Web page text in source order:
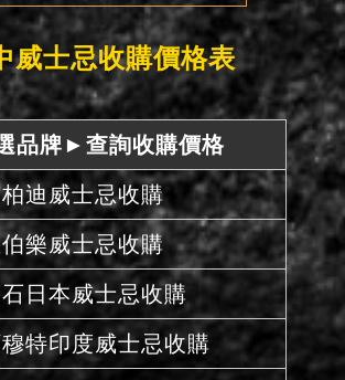
威士忌收購價格表
品牌►查詢收購價格
迪威士忌收購
樂威士忌收購
日本威士忌收購
特印度威士忌收購